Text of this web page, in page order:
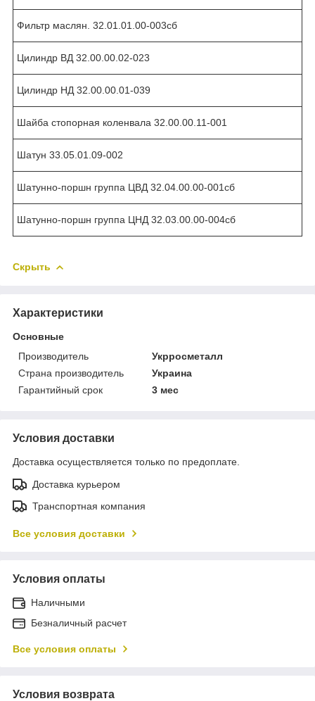
Фильтр маслян. 32.01.01.00-003сб
Цилиндр ВД 32.00.00.02-023
Цилиндр НД 32.00.00.01-039
Шайба стопорная коленвала 32.00.00.11-001
Шатун 33.05.01.09-002
Шатунно-поршн группа ЦВД 32.04.00.00-001сб
Шатунно-поршн группа ЦНД 32.03.00.00-004сб
Скрыть
Характеристики
Основные
Производитель
Укрросметалл
Страна производитель
Украина
Гарантийный срок
3 мес
Условия доставки
Доставка осуществляется только по предоплате.
Доставка курьером
Транспортная компания
Все условия доставки
Условия оплаты
Наличными
Безналичный расчет
Все условия оплаты
Условия возврата